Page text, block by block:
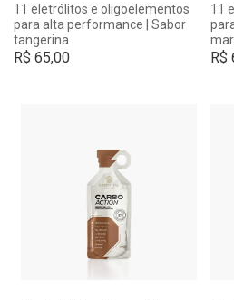
11 eletrólitos e oligoelementos
para alta performance | Sabor
tangerina
R$ 65,00
11
R$